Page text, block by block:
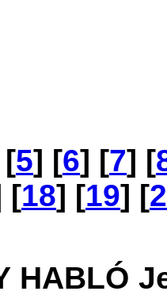
5] [6] [7] [
[18] [19] [
HABLÓ